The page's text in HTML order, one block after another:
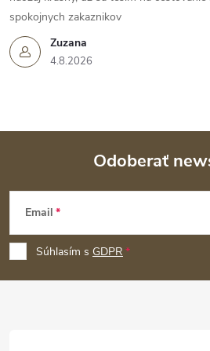
Zuzana
4.8.2026
spokojnych zakaznikov
Z
p
ä
Odoberať
Email
Súhlasím s GDPR